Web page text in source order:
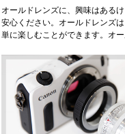
オールドレンズに、興味はある
安心ください。オールドレンズ
単に楽しむことができます。オ